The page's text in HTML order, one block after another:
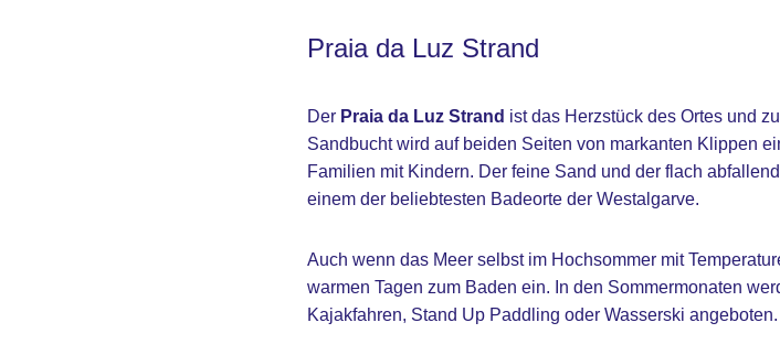
Praia da Luz Strand
Der Praia da Luz Strand ist das Herzstück des Ortes und
Sandbucht wird auf beiden Seiten von markanten Klippen
Familien mit Kindern. Der feine Sand und der flach
einem der beliebtesten Badeorte der Westalgarve.
Auch wenn das Meer selbst im Hochsommer mit
warmen Tagen zum Baden ein. In den Sommermonaten
Kajakfahren, Stand Up Paddling oder Wasserski angeboten.